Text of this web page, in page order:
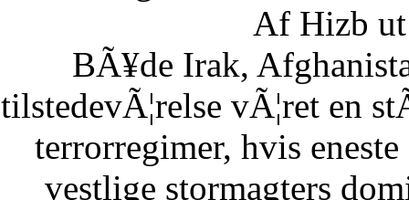
Af Hizb
BÃ¥de Irak,
tilstedevÃ¦relse vÃ¦ret en
terrorregimer, hvis
vestlige stormagters